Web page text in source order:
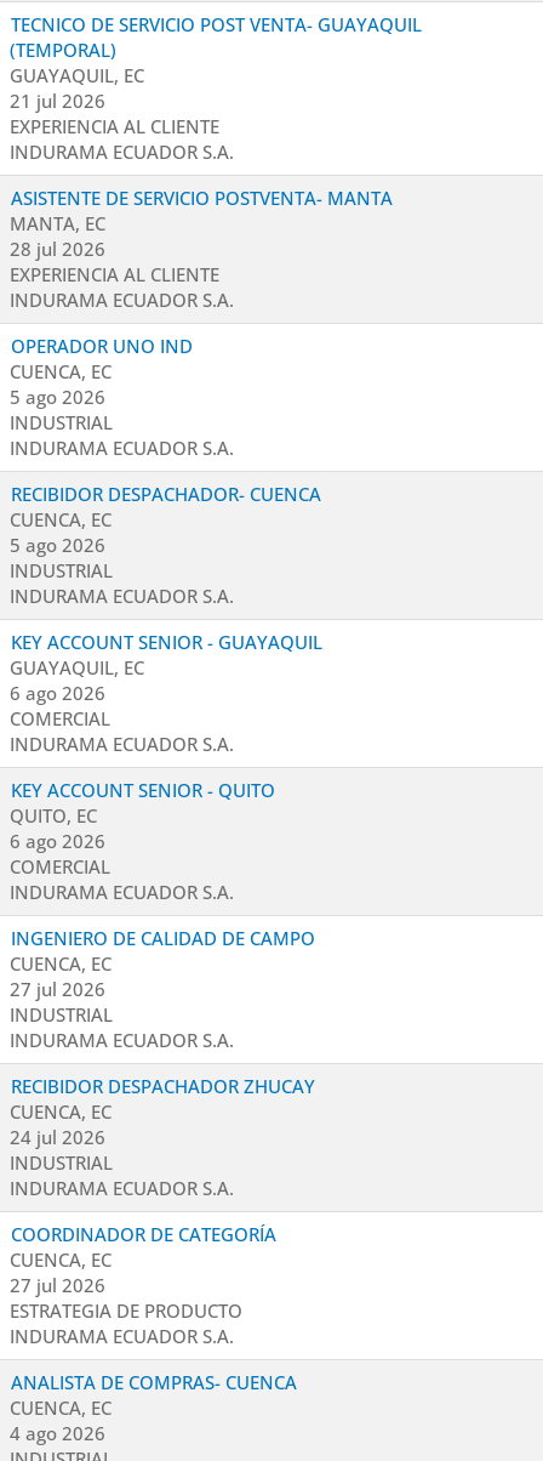
TECNICO DE SERVICIO POST VENTA- GUAYAQUIL
(TEMPORAL)
GUAYAQUIL, EC
21 jul 2026
EXPERIENCIA AL CLIENTE
INDURAMA ECUADOR S.A.
ASISTENTE DE SERVICIO POSTVENTA- MANTA
MANTA, EC
28 jul 2026
EXPERIENCIA AL CLIENTE
INDURAMA ECUADOR S.A.
OPERADOR UNO IND
CUENCA, EC
5 ago 2026
INDUSTRIAL
INDURAMA ECUADOR S.A.
RECIBIDOR DESPACHADOR- CUENCA
CUENCA, EC
5 ago 2026
INDUSTRIAL
INDURAMA ECUADOR S.A.
KEY ACCOUNT SENIOR - GUAYAQUIL
GUAYAQUIL, EC
6 ago 2026
COMERCIAL
INDURAMA ECUADOR S.A.
KEY ACCOUNT SENIOR - QUITO
QUITO, EC
6 ago 2026
COMERCIAL
INDURAMA ECUADOR S.A.
INGENIERO DE CALIDAD DE CAMPO
CUENCA, EC
27 jul 2026
INDUSTRIAL
INDURAMA ECUADOR S.A.
RECIBIDOR DESPACHADOR ZHUCAY
CUENCA, EC
24 jul 2026
INDUSTRIAL
INDURAMA ECUADOR S.A.
COORDINADOR DE CATEGORÍA
CUENCA, EC
27 jul 2026
ESTRATEGIA DE PRODUCTO
INDURAMA ECUADOR S.A.
ANALISTA DE COMPRAS- CUENCA
CUENCA, EC
4 ago 2026